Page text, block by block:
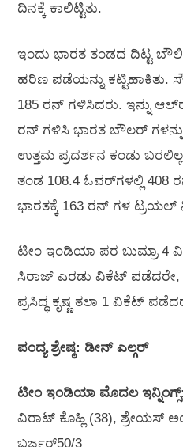
ದಿನಕ್ಕೆ ಕಾಲಿಟ್ಟಿತು.
ಇಂದು ಭಾರತ ತಂಡದ ದಿಟ್ಟ
ಹರಿಣ ಪಡೆಯನ್ನು ಕಟ್ಟಿಹಾಕಿತು.
185 ರನ್‌ ಗಳಿಸಿದರು. ಇನ್ನು
ರನ್‌ ಗಳಿಸಿ ಭಾರತ ಬೌಲರ್‌
ಉತ್ತಮ ಪ್ರದರ್ಶನ ಕಂಡು
ತಂಡ 108.4 ಓವರ್‌ಗಳಲ್ಲಿ 408
ಭಾರತಕ್ಕೆ 163 ರನ್‌ ಗಳ ಟ್ರಯಲ್‌
ಟೀಂ ಇಂಡಿಯಾ ಪರ ಬುಮ್ರಾ 4
ಸಿರಾಜ್‌ ಎರಡು ವಿಕೆಟ್‌ ಪಡೆದರೇ,
ಪ್ರಸಿದ್ಧ ಕೃಷ್ಣ ತಲಾ 1 ವಿಕೆಟ್‌
ಪಂದ್ಯ ಶ್ರೇಷ್ಠ: ಡೀನ್‌ ಎಲ್ಗರ್‌
ಟೀಂ ಇಂಡಿಯಾ ಮೊದಲ ಇನ್ನಿಂಗ್ಸ್‌:
ವಿರಾಟ್‌ ಕೊಹ್ಲಿ (38), ಶ್ರೇಯಸ್‌
ಬರ್ಜರ್‌50/3